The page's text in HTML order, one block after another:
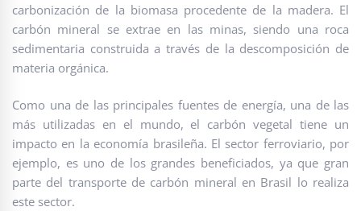
carbonización de la biomasa procedente de la madera. El
carbón mineral se extrae en las minas, siendo una roca
sedimentaria construida a través de la descomposición de
materia orgánica.
Como una de las principales fuentes de energía, una de las
más utilizadas en el mundo, el carbón vegetal tiene un
impacto en la economía brasileña. El sector ferroviario, por
ejemplo, es uno de los grandes beneficiados, ya que gran
parte del transporte de carbón mineral en Brasil lo realiza
este sector.